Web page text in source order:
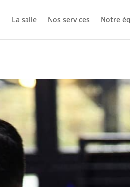
La salle Nos services Notre